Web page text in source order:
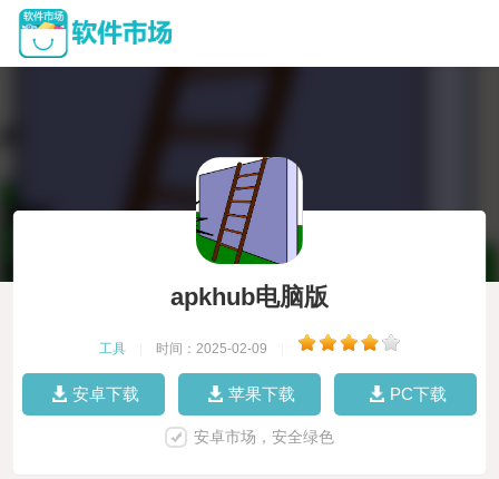
apkhub电脑版
工具 时间：2025-02-09
安卓下载 苹果下载 PC下载
安卓市场，安全绿色